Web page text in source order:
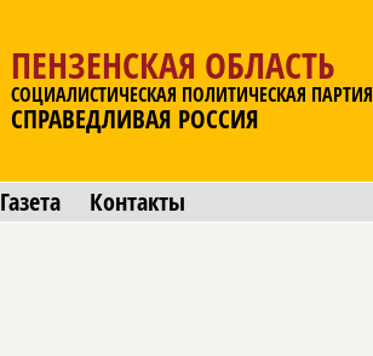
ПЕНЗЕНСКАЯ ОБЛАСТЬ
СОЦИАЛИСТИЧЕСКАЯ ПОЛИТИЧЕСКАЯ ПАРТИЯ
СПРАВЕДЛИВАЯ РОССИЯ
Газета Контакты